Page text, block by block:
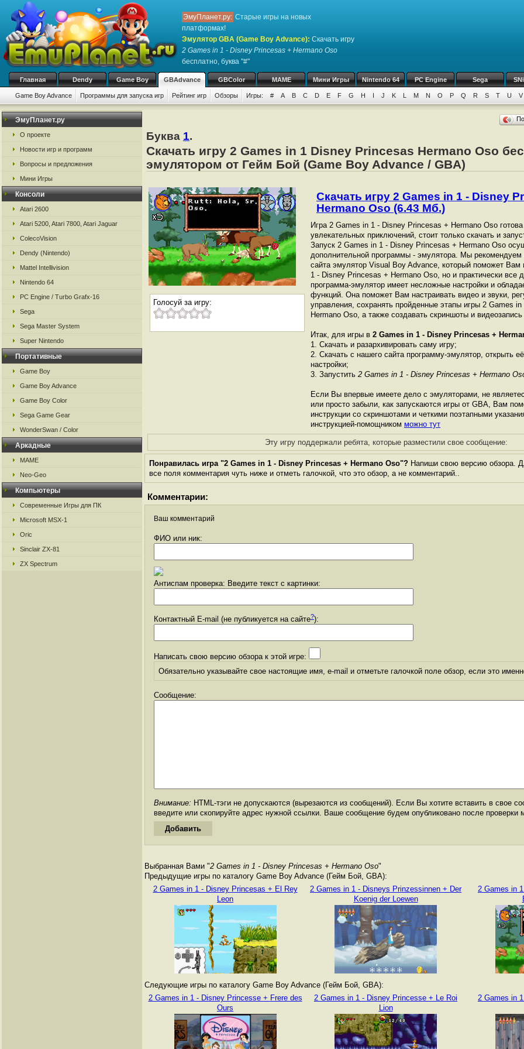
ЭмуПланет.ру: Старые игры на новых
платформах!
Эмулятор GBA (Game Boy Advance): Скачать игру
2 Games in 1 - Disney Princesas + Hermano Oso
бесплатно, буква "#"
Главная Dendy Game Boy GBAdvance GBColor MAME Мини Игры Nintendo 64 PC Engine Sega
Game Boy Advance Программы для запуска игр Рейтинг игр Обзоры Игры: # A B C D E F G H I J K L M N O P Q R S T U V
ЭмуПланет.ру
О проекте
Новости игр и программ
Вопросы и предложения
Мини Игры
Консоли
Atari 2600
Atari 5200, Atari 7800, Atari Jaguar
ColecoVision
Dendy (Nintendo)
Mattel Intellivision
Nintendo 64
PC Engine / Turbo Grafx-16
Sega
Sega Master System
Super Nintendo
Портативные
Game Boy
Game Boy Advance
Game Boy Color
Sega Game Gear
WonderSwan / Color
Аркадные
MAME
Neo-Geo
Компьютеры
Современные Игры для ПК
Microsoft MSX-1
Oric
Sinclair ZX-81
ZX Spectrum
Буква 1.
Скачать игру 2 Games in 1 Disney Princesas Hermano Oso
эмулятором от Гейм Бой (Game Boy Advance / GBA)
Голосуй за игру:
Скачать игру 2 Games in 1 - Disney
Hermano Oso (6.43 Мб.)
Игра 2 Games in 1 - Disney Princesas + Hermano Oso
увлекательных приключений, стоит только скачать и
Запуск 2 Games in 1 - Disney Princesas + Hermano Oso
дополнительной программы - эмулятора. Мы рекомендуем
сайта эмулятор Visual Boy Advance, который поможет Вам
1 - Disney Princesas + Hermano Oso, но и практически все
программа-эмулятор имеет несложные настройки и
функций. Она поможет Вам настраивать видео и звуки,
управления, сохранять пройденные этапы игры 2 Games
Hermano Oso, а также создавать скриншоты и видеозапись
Итак, для игры в 2 Games in 1 - Disney Princesas +
1. Скачать и разархивировать саму игру;
2. Скачать с нашего сайта программу-эмулятор, открыть
настройки;
3. Запустить 2 Games in 1 - Disney Princesas + Hermano
Если Вы впервые имеете дело с эмуляторами, не
или просто забыли, как запускаются игры от GBА, Вам
инструкции со скриншотами и четкими поэтапными
инструкцией-помощником можно тут
Эту игру поддержали ребята, которые разместили свое сообщение:
Понравилась игра "2 Games in 1 - Disney Princesas + Hermano Oso"? Напиши свою версию обзора.
все поля комментария чуть ниже и отметь галочкой, что это обзор, а не комментарий..
Комментарии:
Ваш комментарий
ФИО или ник:
Антиспам проверка: Введите текст с картинки:
Контактный E-mail (не публикуется на сайте?):
Написать свою версию обзора к этой игре:
Обязательно указывайте свое настоящие имя, e-mail и отметьте галочкой поле обзор, если это
Сообщение:
Внимание: HTML-тэги не допускаются (вырезаются из сообщений). Если Вы хотите вставить в свое
введите или скопируйте адрес нужной ссылки. Ваше сообщение будем опубликовано после проверки
Выбранная Вами "2 Games in 1 - Disney Princesas + Hermano Oso"
Предыдущие игры по каталогу Game Boy Advance (Гейм Бой, GBA):
2 Games in 1 - Disney Princesas + El Rey
Leon
2 Games in 1 - Disneys Prinzessinnen + Der
Koenig der Loewen
2 Games in
Следующие игры по каталогу Game Boy Advance (Гейм Бой, GBA):
2 Games in 1 - Disney Princesse + Frere des
Ours
2 Games in 1 - Disney Princesse + Le Roi
Lion
2 Games in